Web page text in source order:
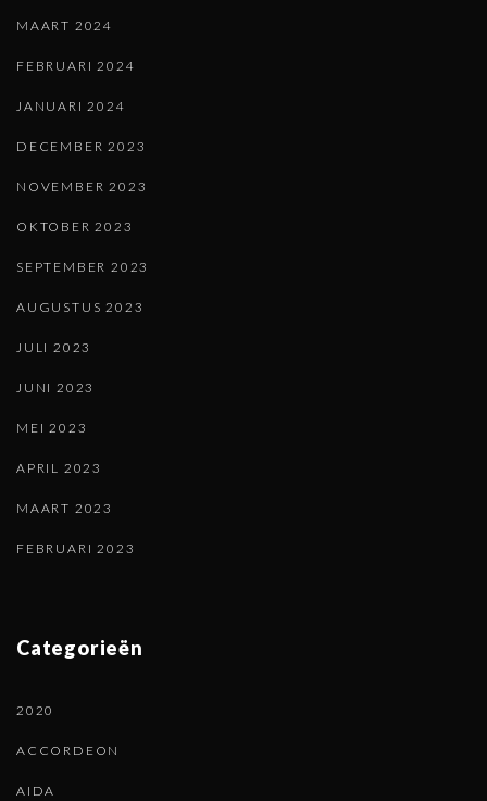
MAART 2024
FEBRUARI 2024
JANUARI 2024
DECEMBER 2023
NOVEMBER 2023
OKTOBER 2023
SEPTEMBER 2023
AUGUSTUS 2023
JULI 2023
JUNI 2023
MEI 2023
APRIL 2023
MAART 2023
FEBRUARI 2023
Categorieën
2020
ACCORDEON
AIDA